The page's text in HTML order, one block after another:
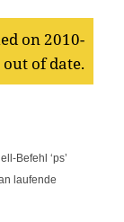
on 2010-
of date.
Befehl ‘ps’
laufende